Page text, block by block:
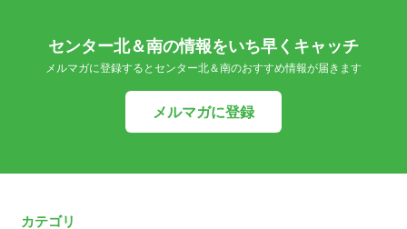
センター北＆南の情報をいち早くキャッチ
メルマガに登録するとセンター北＆南のおすすめ情報が届きます
メルマガに登録
カテゴリ